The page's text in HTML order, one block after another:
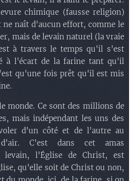
chimique (fausse religion)
ne naît d'aucun effort, comme le
mais de levain naturel (la vraie
à travers le temps qu'il s'est
à l'écart de la farine tant qu'il
qu'une fois prêt qu'il est mis
monde. Ce sont des millions de
mais indépendant les uns des
d'un côté et de l'autre au
C'est dans cet amas
levain, l'Église de Christ, est
qu'elle soit de Christ ou non,